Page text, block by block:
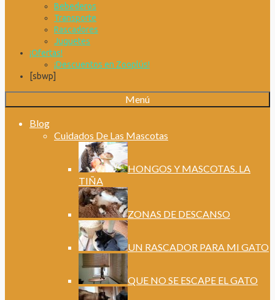
Bebederos
Transporte
Rascadores
Juguetes
¡Ofertas!
¡Descuentos en Zooplús!
[sbwp]
Menú
Blog
Cuidados De Las Mascotas
HONGOS Y MASCOTAS. LA
TIÑA
ZONAS DE DESCANSO
UN RASCADOR PARA MI GATO
QUE NO SE ESCAPE EL GATO